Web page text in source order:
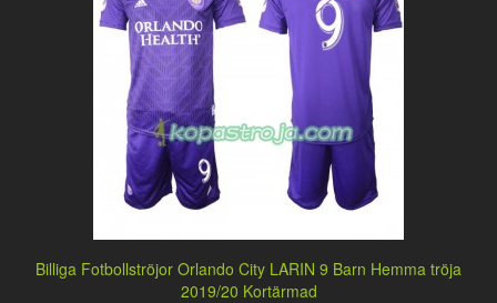
Billiga Fotbollströjor Orlando City LARIN 9 Barn Hemma tröja
2019/20 Kortärmad